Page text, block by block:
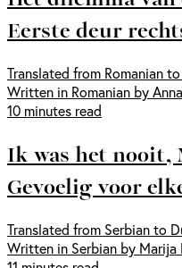
Eerste deur
Translated from Romanian
Written in Romanian by
10 minutes read
Ik was het nooit,
Gevoelig voor
Translated from Serbian to
Written in Serbian by Marija